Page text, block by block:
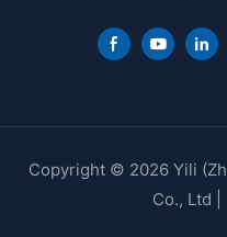
Copyright © 2026 Yili
Co., Ltd |